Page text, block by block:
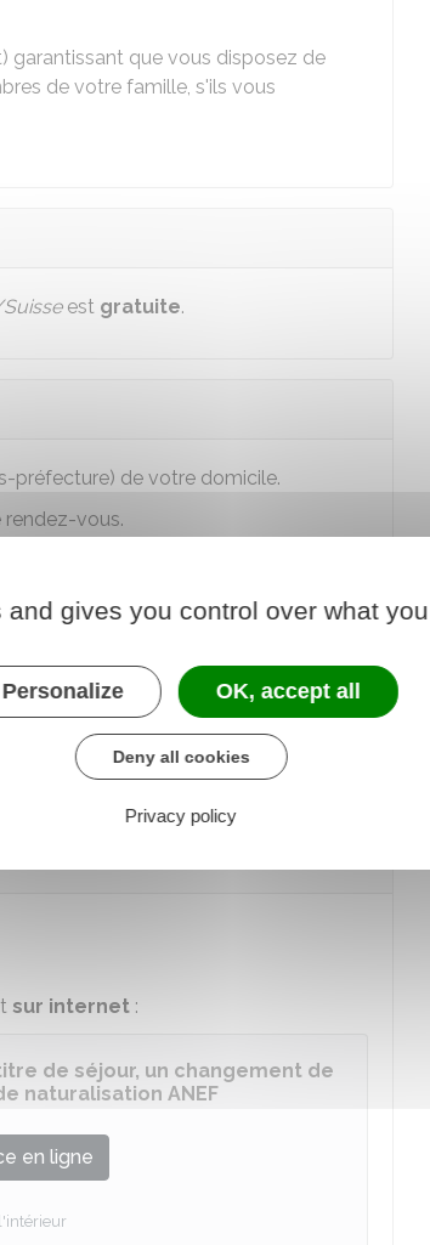
garantissant que vous disposez de
de votre famille, s'ils vous
est gratuite.
préfecture) de votre domicile.
rendez-vous.
restant à courir pour l'obtention du
5 ans
sur internet :
de séjour, un changement de
naturalisation ANEF
en ligne
gives you control over what
Personalize OK, accept all
Deny all cookies
Privacy policy